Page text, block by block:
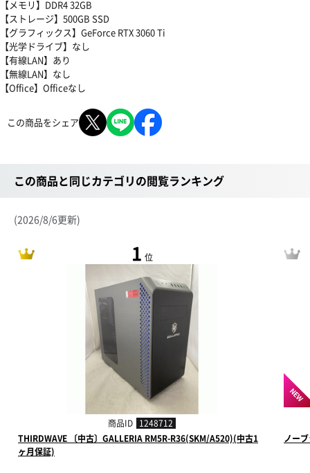
【メモリ】DDR4 32GB
【ストレージ】500GB SSD
【グラフィックス】GeForce RTX 3060 Ti
【光学ドライブ】なし
【有線LAN】あり
【無線LAN】なし
【Office】Officeなし
この商品をシェア
この商品と同じカテゴリの閲覧ランキング
(2026/8/6更新)
1 位
商品ID 1248712
THIRDWAVE 〔中古〕GALLERIA RM5R-R36(SKM/A520)(中古1
ヶ月保証)
NEW
ノー